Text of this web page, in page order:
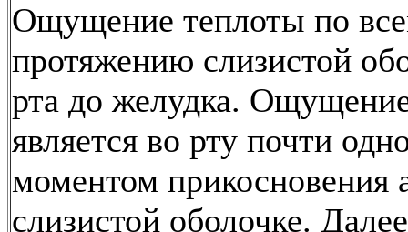
Ощущение теплоты по
протяжению слизистой
рта до желудка.
является во рту почти
моментом прикосновения
слизистой оболочке.